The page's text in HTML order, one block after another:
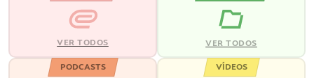
VER TODOS VER TODOS
PODCASTS VÍDEOS